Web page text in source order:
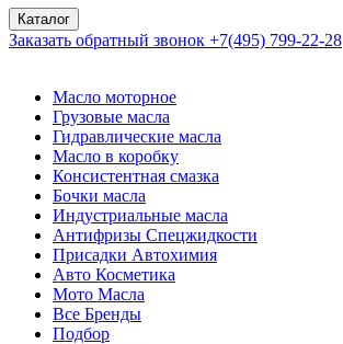
Каталог
Заказать обратный звонок +7(495) 799-22-28
Масло моторное
Грузовые масла
Гидравлические масла
Масло в коробку
Консистентная смазка
Бочки масла
Индустриальные масла
Антифризы Спецжидкости
Присадки Автохимия
Авто Косметика
Мото Масла
Все Бренды
Подбор